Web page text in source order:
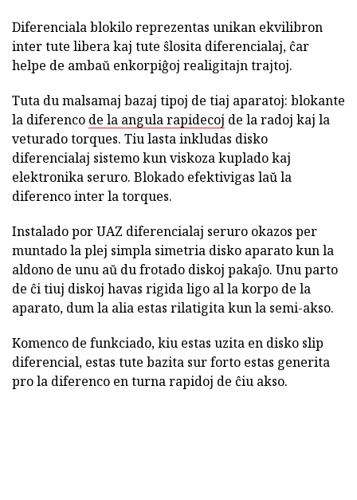
Diferenciala blokilo reprezentas unikan ekvilibron
inter tute libera kaj tute ŝlosita diferencialaj, ĉar
helpe de ambaŭ enkorpiĝoj realigitajn trajtoj.
Tuta du malsamaj bazaj tipoj de tiaj aparatoj: blokante
la diferenco de la angula rapidecoj de la radoj kaj la
veturado torques. Tiu lasta inkludas disko
diferencialaj sistemo kun viskoza kuplado kaj
elektronika seruro. Blokado efektivigas laŭ la
diferenco inter la torques.
Instalado por UAZ diferencialaj seruro okazos per
muntado la plej simpla simetria disko aparato kun la
aldono de unu aŭ du frotado diskoj pakaĵo. Unu parto
de ĉi tiuj diskoj havas rigida ligo al la korpo de la
aparato, dum la alia estas rilatigita kun la semi-akso.
Komenco de funkciado, kiu estas uzita en disko slip
diferencial, estas tute bazita sur forto estas generita
pro la diferenco en turna rapidoj de ĉiu akso.